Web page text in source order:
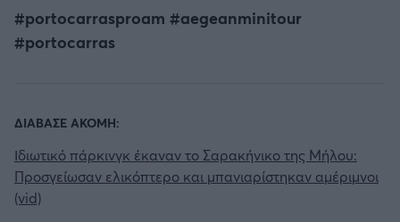
#portocarrasproam #aegeanminitour
#portocarras
ΔΙΑΒΑΣΕ ΑΚΟΜΗ:
Ιδιωτικό πάρκινγκ έκαναν το Σαρακήνικο της Μήλου:
Προσγείωσαν ελικόπτερο και μπανιαρίστηκαν αμέριμνοι
(vid)